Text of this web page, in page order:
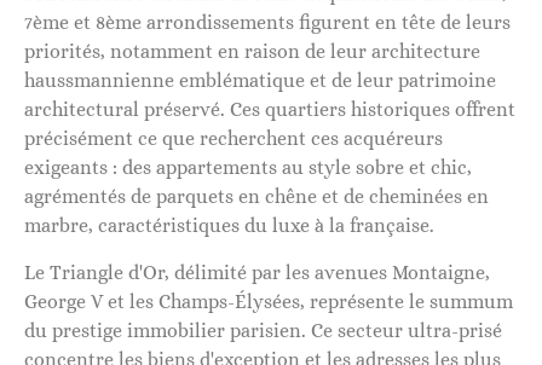
7ème et 8ème arrondissements figurent en tête de leurs
priorités, notamment en raison de leur architecture
haussmannienne emblématique et de leur patrimoine
architectural préservé. Ces quartiers historiques offrent
précisément ce que recherchent ces acquéreurs
exigeants : des appartements au style sobre et chic,
agrémentés de parquets en chêne et de cheminées en
marbre, caractéristiques du luxe à la française.
Le Triangle d'Or, délimité par les avenues Montaigne,
George V et les Champs-Élysées, représente le summum
du prestige immobilier parisien. Ce secteur ultra-prisé
concentre les biens d'exception et les adresses les plus